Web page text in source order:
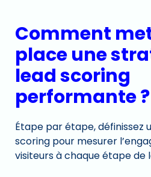
Comment
place une
lead scoring
performante ?
Étape par étape, définissez
scoring pour mesurer
visiteurs à chaque étape de